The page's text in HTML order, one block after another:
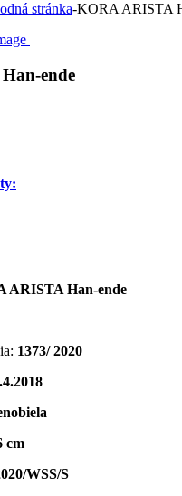
stránka-KORA ARISTA
ende
ARISTA Han-ende
1373/ 2020
cm
WSS/S